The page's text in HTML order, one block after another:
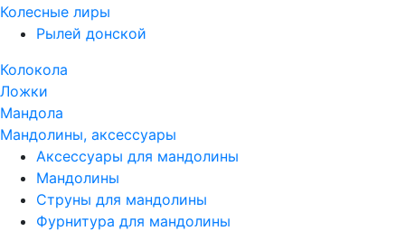
Колесные лиры
Рылей донской
Колокола
Ложки
Мандола
Мандолины, аксессуары
Аксессуары для мандолины
Мандолины
Струны для мандолины
Фурнитура для мандолины